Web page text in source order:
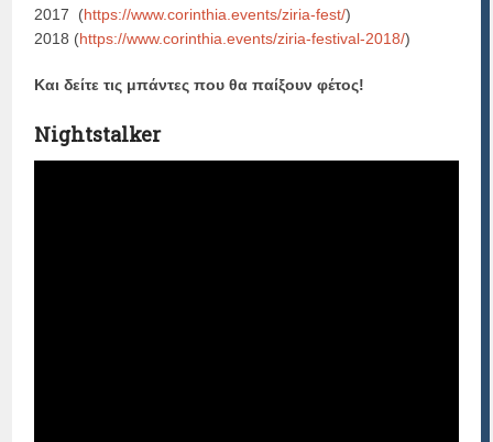
2017 (https://www.corinthia.events/ziria-fest/)
2018 (https://www.corinthia.events/ziria-festival-2018/)
Και δείτε τις μπάντες που θα παίξουν φέτος!
Nightstalker